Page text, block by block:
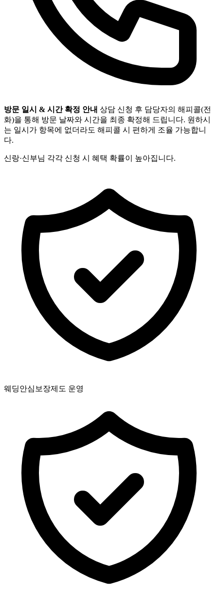
방문 일시 & 시간 확정 안내 상담 신청 후 담당자의 해피콜(전
화)을 통해 방문 날짜와 시간을 최종 확정해 드립니다. 원하시
는 일시가 항목에 없더라도 해피콜 시 편하게 조율 가능합니
다.
신랑·신부님 각각 신청 시 혜택 확률이 높아집니다.
웨딩안심보장제도 운영